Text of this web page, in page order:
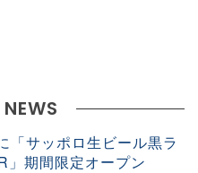
「サッポロ生ビール黒ラ
」期間限定オープン